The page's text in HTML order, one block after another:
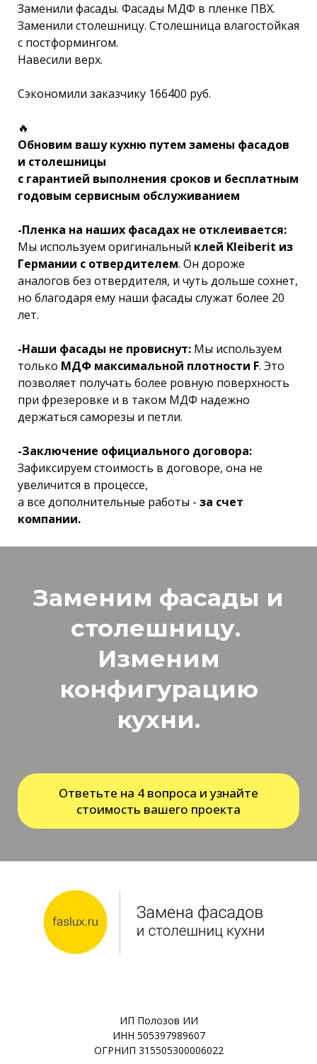
Заменили фасады. Фасады МДФ в пленке ПВХ.
Заменили столешницу. Столешница влагостойкая
с постформингом.
Навесили верх.
Сэкономили заказчику 166400 руб.
🔥
Обновим вашу кухню путем замены фасадов
и столешницы
с гарантией выполнения сроков и бесплатным
годовым сервисным обслуживанием
-Пленка на наших фасадах не отклеивается:
Мы используем оригинальный клей Kleiberit из
Германии с отвердителем. Он дороже
аналогов без отвердителя, и чуть дольше сохнет,
но благодаря ему наши фасады служат более 20
лет.
-Наши фасады не провиснут: Мы используем
только МДФ максимальной плотности F. Это
позволяет получать более ровную поверхность
при фрезеровке и в таком МДФ надежно
держаться саморезы и петли.
-Заключение официального договора:
Зафиксируем стоимость в договоре, она не
увеличится в процессе,
а все дополнительные работы - за счет
компании.
Заменим фасады и
столешницу.
Изменим
конфигурацию
кухни.
Ответьте на 4 вопроса и узнайте
стоимость вашего проекта
ИП Полозов ИИ
ИНН 505397989607
ОГРНИП 315505300006022